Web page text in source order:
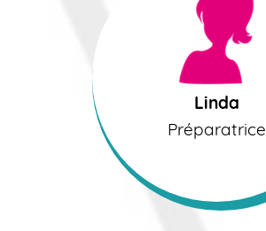
Linda
Préparatrice
Linda
Préparatrice